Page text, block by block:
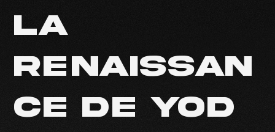
LA
RENAISSAN
CE DE YOD